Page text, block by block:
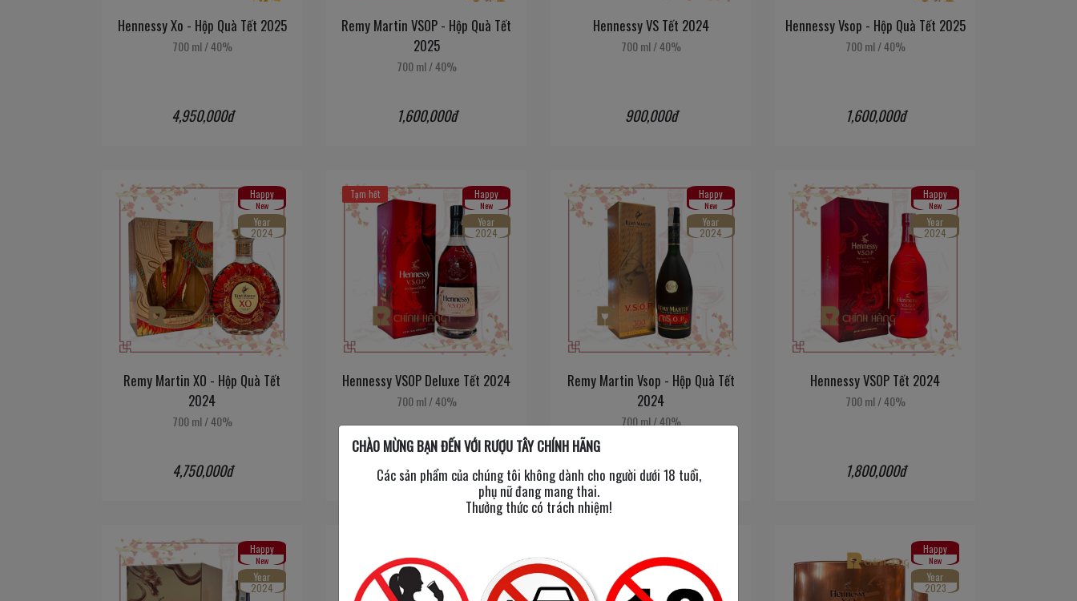
Hennessy Xo - Hộp Quà Tết 2025
700 ml /40%
4,950,000đ
Remy Martin VSOP - Hộp Quà Tết
2025
700 ml /40%
1,600,000đ
Hennessy VS Tết 2024
700 ml /40%
900,000đ
Hennessy Vsop - Hộp Quà Tết 2025
700 ml /40%
1,600,000đ
Happy
New
Year
2024
Remy Martin XO - Hộp Quà Tết
2024
700 ml /40%
4,750,000đ
Tạm hết Happy
New
Year
2024
Hennessy VSOP Deluxe Tết 2024
700 ml /40%
1,500,000đ
Happy
New
Year
2024
Remy Martin Vsop - Hộp Quà Tết
2024
700 ml/40%
1,550,000đ
Happy
New
Year
2024
Hennessy VSOP Tết 2024
700 ml /40%
1,800,000đ
Happy
New
Year
2024
Year
2023
Happy
New
Year
2023
CHÀO MỪNG BẠN ĐẾN VỚI RƯỢU TÂY CHÍNH HÃNG
Các sản phẩm của chúng tôi không dành cho người dưới 18 tuổi,
phụ nữ đang mang thai.
Thưởng thức có trách nhiệm!